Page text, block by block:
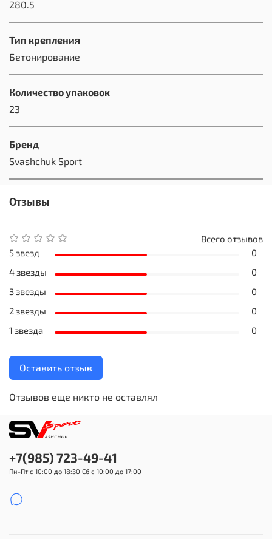
280.5
Тип крепления
Бетонирование
Количество упаковок
23
Бренд
Svashchuk Sport
Отзывы
Отзывов еще никто не оставлял
Всего отзывов
5 звезд
0
4 звезды
0
3 звезды
0
2 звезды
0
1 звезда
0
Оставить отзыв
+7(985) 723-49-41
Пн-Пт с 10:00 до 18:30 Сб с 10:00 до 17:00